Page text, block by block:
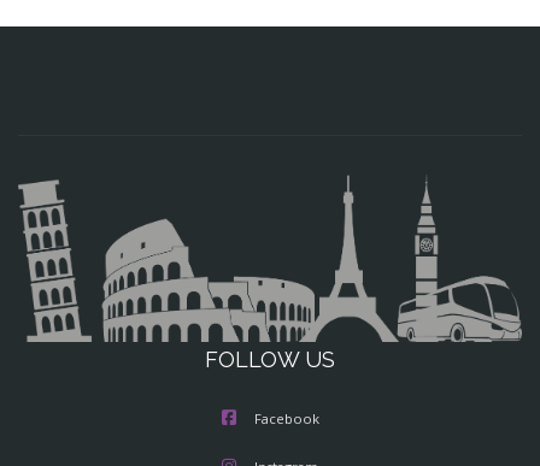
FOLLOW US
Facebook